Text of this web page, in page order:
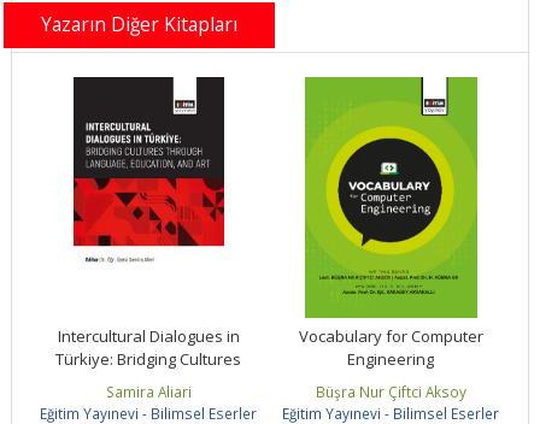
Yazarın Diğer Kitapları
Intercultural Dialogues in
Türkiye: Bridging Cultures
Through Language,...
Samira Aliari
Eğitim Yayınevi - Bilimsel Eserler
Vocabulary for Computer
Engineering
Büşra Nur Çiftci Aksoy
Eğitim Yayınevi - Bilimsel Eserler